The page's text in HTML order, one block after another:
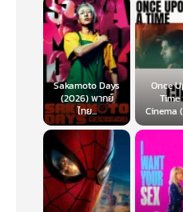
Sakamoto Days
(2026) พากย์
ไทย...
Once
Cinema